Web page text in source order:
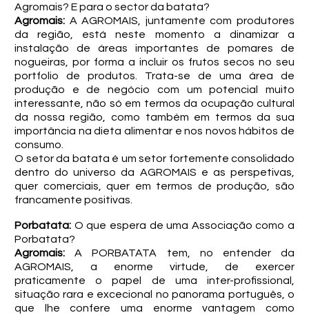
Agromais? E para o sector da batata?
Agromais: A AGROMAIS, juntamente com produtores
da região, está neste momento a dinamizar a
instalação de áreas importantes de pomares de
nogueiras, por forma a incluir os frutos secos no seu
portfolio de produtos. Trata-se de uma área de
produção e de negócio com um potencial muito
interessante, não só em termos da ocupação cultural
da nossa região, como também em termos da sua
importância na dieta alimentar e nos novos hábitos de
consumo.
O setor da batata é um setor fortemente consolidado
dentro do universo da AGROMAIS e as perspetivas,
quer comerciais, quer em termos de produção, são
francamente positivas.
Porbatata: O que espera de uma Associação como a
Porbatata?
Agromais:A PORBATATA tem, no entender da
AGROMAIS, a enorme virtude, de exercer
praticamente o papel de uma inter-profissional,
situação rara e excecional no panorama português, o
que lhe confere uma enorme vantagem como